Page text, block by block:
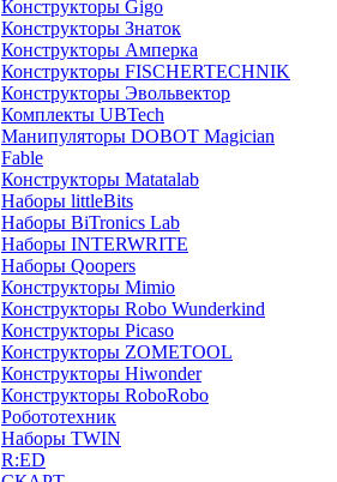
Конструкторы Gigo
Конструкторы Знаток
Конструкторы Амперка
Конструкторы FISCHERTECHNIK
Конструкторы Эвольвектор
Комплекты UBTech
Манипуляторы DOBOT Magician
Fable
Конструкторы Matatalab
Наборы littleBits
Наборы BiTronics Lab
Наборы INTERWRITE
Наборы Qoopers
Конструкторы Mimio
Конструкторы Robo Wunderkind
Конструкторы Picaso
Конструкторы ZOMETOOL
Конструкторы Hiwonder
Конструкторы RoboRobo
Робототехник
Наборы TWIN
R:ED